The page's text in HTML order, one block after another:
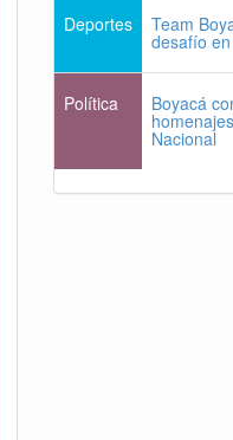
Deportes Team
desafío
Política Boyacá
Nacional